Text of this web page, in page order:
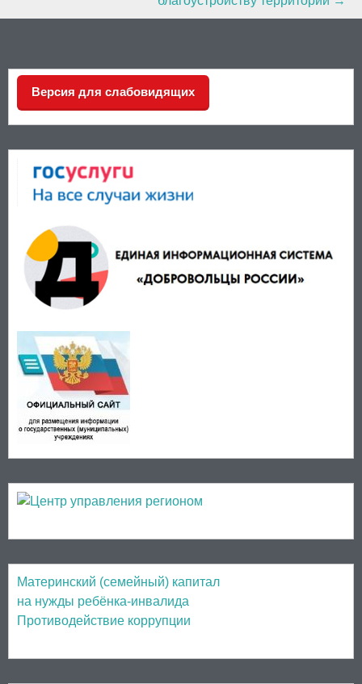
Версия для слабовидящих
Материнский (семейный) капитал
на нужды ребёнка-инвалида
Противодействие коррупции